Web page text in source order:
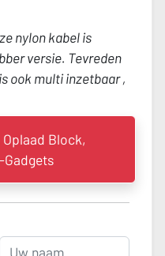
nylon kabel is
versie. Tevreden
ook multi inzetbaar ,
Block,